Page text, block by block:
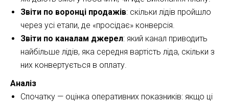
Звіти по воронці продажів: скільки лідів пройшло
через усі етапи, де «просідає» конверсія.
Звіти по каналам джерел: який канал приводить
найбільше лідів, яка середня вартість ліда, скільки з
них конвертується в оплату.
Аналіз
Спочатку — оцінка оперативних показників: якщо ці